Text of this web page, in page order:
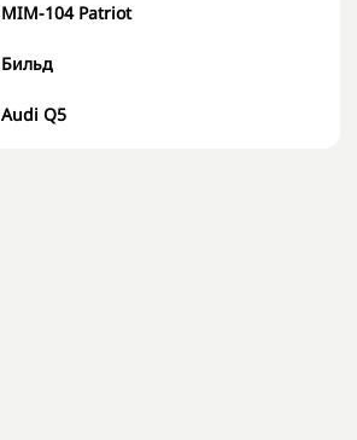
MIM-104 Patriot
Бильд
Audi Q5